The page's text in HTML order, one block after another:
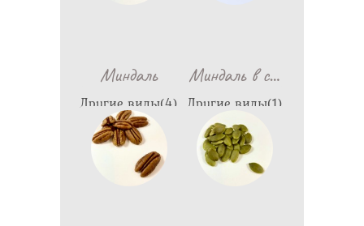
Миндаль
Другие виды(4)
1,398
Миндаль в с…
Другие виды(1)
1,798